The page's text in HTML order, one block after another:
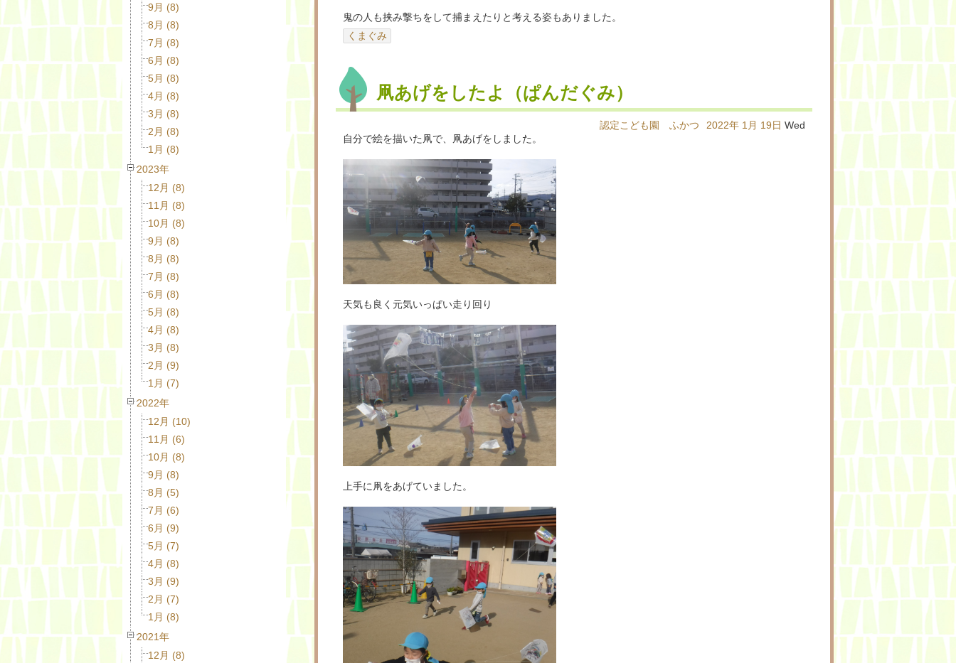
9月 (8)
8月 (8)
7月 (8)
6月 (8)
5月 (8)
4月 (8)
3月 (8)
2月 (8)
1月 (8)
2023年
12月 (8)
11月 (8)
10月 (8)
9月 (8)
8月 (8)
7月 (8)
6月 (8)
5月 (8)
4月 (8)
3月 (8)
2月 (9)
1月 (7)
2022年
12月 (10)
11月 (6)
10月 (8)
9月 (8)
8月 (5)
7月 (6)
6月 (9)
5月 (7)
4月 (8)
3月 (9)
2月 (7)
1月 (8)
2021年
12月 (8)
鬼の人も挟み撃ちをして捕まえたりと考える姿もありました。
くまぐみ
凧あげをしたよ（ぱんだぐみ）
2022年 1月 19日 Wed
認定こども園 ふかつ
自分で絵を描いた凧で、凧あげをしました。
天気も良く元気いっぱい走り回り
上手に凧をあげていました。